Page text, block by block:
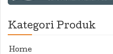
Kategori Produk
Home